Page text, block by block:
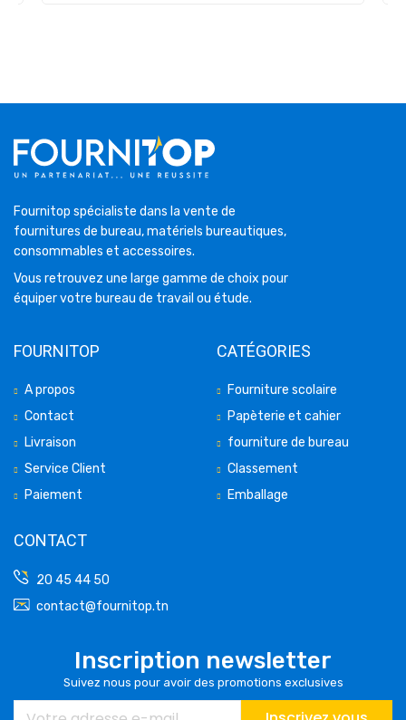
Fournitop spécialiste dans la vente de
fournitures de bureau, matériels bureautiques,
consommables et accessoires.
Vous retrouvez une large gamme de choix pour
équiper votre bureau de travail ou étude.
FOURNITOP
A propos
Contact
Livraison
Service Client
Paiement
CATÉGORIES
Fourniture scolaire
Papèterie et cahier
fourniture de bureau
Classement
Emballage
CONTACT
20 45 44 50
contact@fournitop.tn
Inscription newsletter
Suivez nous pour avoir des promotions exclusives